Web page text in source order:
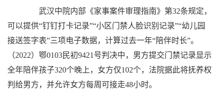
武汉中院内部《家事案件审理指南》第32条规定，
可以提供“钉钉打卡记录”“小区门禁人脸识别记录”“幼儿园
接送签字表”三项电子数据，计算过去一年“陪伴时长”。
（2022）鄂0103民初9421号判决中，男方提交门禁记录显示
全年陪伴孩子320个晚上，女方仅102个，法院据此将抚养权
判给男方，并允许女方每周可接走48小时。